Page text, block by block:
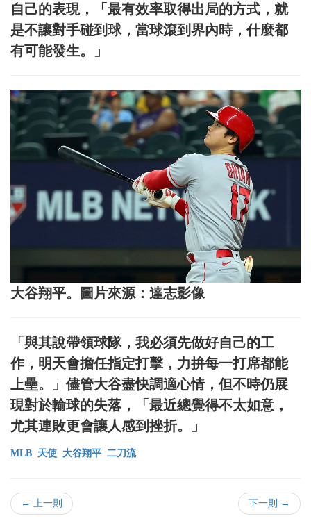
自己的表現，「最有效率取得出局的方式，就
是不讓對手碰到球，當球滾到界內時，什麼都
有可能發生。」
大谷翔平。圖片來源：達志影像
「與其說帶領球隊，我必須先做好自己的工
作，明天會擔任指定打擊，力拚每一打席都能
上壘。」儘管大谷盡快調適心情，但不時仍展
現對於輸球的失落，「最近總覺得不太如意，
尤其連敗更會讓人感到挫折。」
MLB 天使 大谷翔平 二刀流
← 上一則 下一則 →